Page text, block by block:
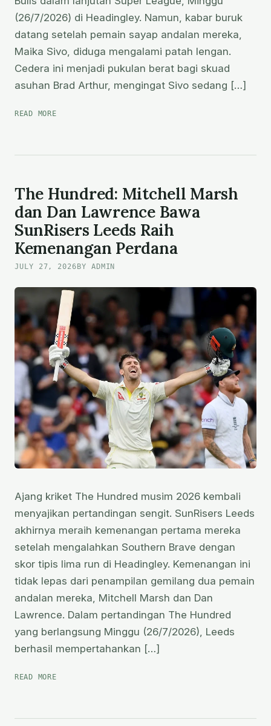
(26/7/2026) di Headingley. Namun, kabar buruk
datang setelah pemain sayap andalan mereka,
Maika Sivo, diduga mengalami patah lengan.
Cedera ini menjadi pukulan berat bagi skuad
asuhan Brad Arthur, mengingat Sivo sedang […]
READ MORELEEDS
42-
12
DIRUSAK
CEDERA
MAIKA
SIVO
The Hundred: Mitchell Marsh
dan Dan Lawrence Bawa
SunRisers Leeds Raih
Kemenangan Perdana
JULY 27, 2026BY ADMIN
Ajang kriket The Hundred musim 2026 kembali
menyajikan pertandingan sengit. SunRisers Leeds
akhirnya meraih kemenangan pertama mereka
setelah mengalahkan Southern Brave dengan
skor tipis lima run di Headingley. Kemenangan ini
tidak lepas dari penampilan gemilang dua pemain
andalan mereka, Mitchell Marsh dan Dan
Lawrence. Dalam pertandingan The Hundred
yang berlangsung Minggu (26/7/2026), Leeds
berhasil mempertahankan […]
READ MORETHE